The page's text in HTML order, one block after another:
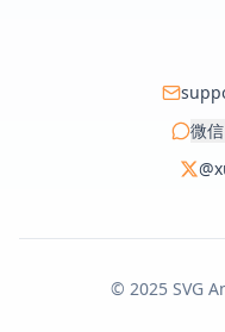
微信
© 2025 SVG